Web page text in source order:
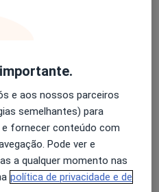
Psicólogos
Trabalha como
clínicas privadas.
programas de
área da saúde mental.
e da Saúde pela
Universidade do Porto.
Cognitivo-
Português de Psicologia –
em
da Criança e do
Traumáticos
e aos nossos parceiros
semelhantes) para
fornecer conteúdo com
Pode ver e
a qualquer momento nas
política de privacidade e de